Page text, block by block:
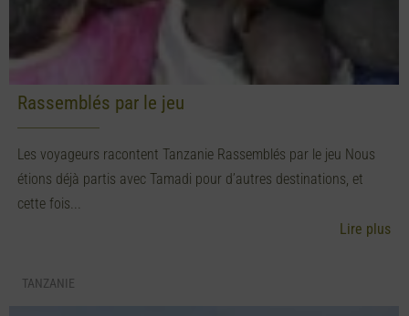
Rassemblés par le jeu
Les voyageurs racontent Tanzanie Rassemblés par le jeu Nous
étions déjà partis avec Tamadi pour d’autres destinations, et
cette fois...
Lire plus
TANZANIE